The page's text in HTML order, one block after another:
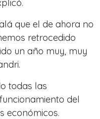
que el de ahora no
retrocedido
un año muy, muy
todas las
del
económicos.